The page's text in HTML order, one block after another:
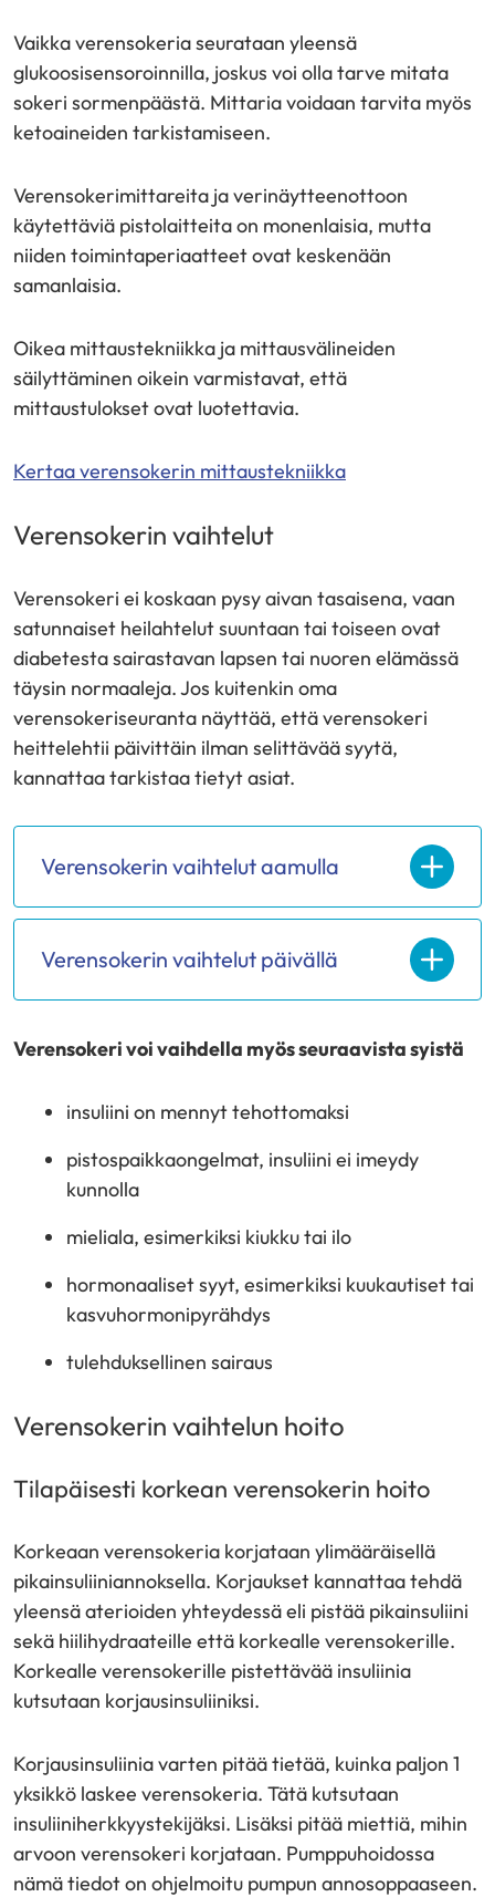
Vaikka verensokeria seurataan yleensä
glukoosisensoroinnilla, joskus voi olla tarve mitata
sokeri sormenpäästä. Mittaria voidaan tarvita myös
ketoaineiden tarkistamiseen.
Verensokerimittareita ja verinäytteenottoon
käytettäviä pistolaitteita on monenlaisia, mutta
niiden toimintaperiaatteet ovat keskenään
samanlaisia.
Oikea mittaustekniikka ja mittausvälineiden
säilyttäminen oikein varmistavat, että
mittaustulokset ovat luotettavia.
Kertaa verensokerin mittaustekniikka
Verensokerin vaihtelut
Verensokeri ei koskaan pysy aivan tasaisena, vaan
satunnaiset heilahtelut suuntaan tai toiseen ovat
diabetesta sairastavan lapsen tai nuoren elämässä
täysin normaaleja. Jos kuitenkin oma
verensokeriseuranta näyttää, että verensokeri
heittelehtii päivittäin ilman selittävää syytä,
kannattaa tarkistaa tietyt asiat.
Verensokerin vaihtelut aamulla
Verensokerin vaihtelut päivällä
Verensokeri voi vaihdella myös seuraavista syistä
insuliini on mennyt tehottomaksi
pistospaikkaongelmat, insuliini ei imeydy
kunnolla
mieliala, esimerkiksi kiukku tai ilo
hormonaaliset syyt, esimerkiksi kuukautiset tai
kasvuhormonipyrähdys
tulehduksellinen sairaus
Verensokerin vaihtelun hoito
Tilapäisesti korkean verensokerin hoito
Korkeaan verensokeria korjataan ylimääräisellä
pikainsuliiniannoksella. Korjaukset kannattaa tehdä
yleensä aterioiden yhteydessä eli pistää pikainsuliini
sekä hiilihydraateille että korkealle verensokerille.
Korkealle verensokerille pistettävää insuliinia
kutsutaan korjausinsuliiniksi.
Korjausinsuliinia varten pitää tietää, kuinka paljon 1
yksikkö laskee verensokeria. Tätä kutsutaan
insuliiniherkkyystekijäksi. Lisäksi pitää miettiä, mihin
arvoon verensokeri korjataan. Pumppuhoidossa
nämä tiedot on ohjelmoitu pumpun annosoppaaseen.